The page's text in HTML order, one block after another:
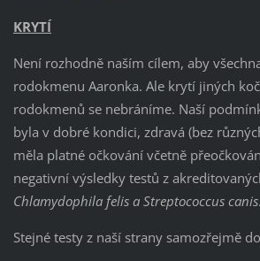
KRYTÍ
Není rozhodně naším cílem, aby
rodokmenu Aaronka. Ale krytí jiných
rodokmenů se nebráníme. Naší
byla v dobré kondici, zdravá (bez
měla platné očkování včetně
negativní výsledky testů z akredi
Chlamydophila felis a Streptococcus canis.
Stejné testy z naší strany samozřejmě